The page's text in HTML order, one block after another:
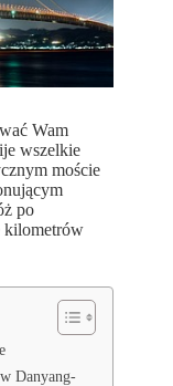
Wam
wszelkie
moście
po
kilometrów
Danyang-